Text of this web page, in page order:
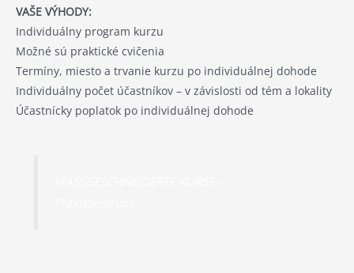
VAŠE VÝHODY:
Individuálny program kurzu
Možné sú praktické cvičenia
Termíny, miesto a trvanie kurzu po individuálnej dohode
Individuálny počet účastníkov – v závislosti od tém a lokality
Účastnícky poplatok po individuálnej dohode